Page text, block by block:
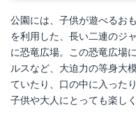
公園には、子供が遊べるお
を利用した、長い二連のジ
に恐竜広場。この恐竜広場
ルスなど、大迫力の等身大
ていたり、口の中に入った
子供や大人にとっても楽し